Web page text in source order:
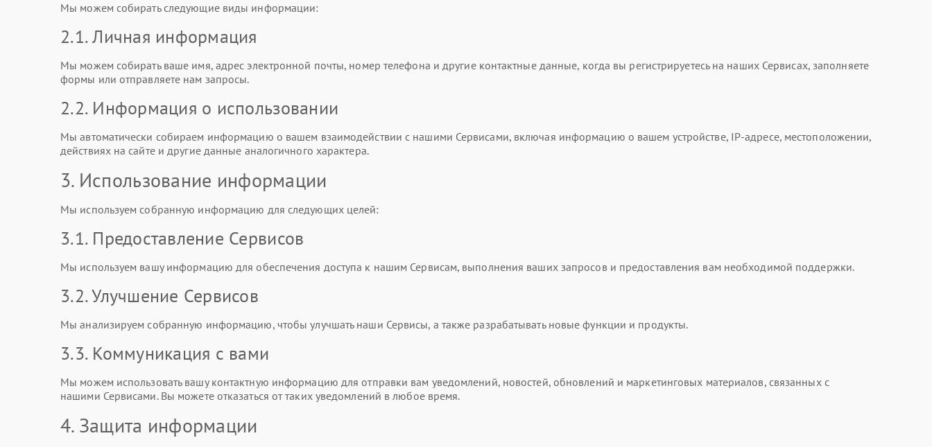
Мы можем собирать следующие виды информации:
2.1. Личная информация
Мы можем собирать ваше имя, адрес электронной почты, номер телефона и другие контактные данные, когда вы регистрируетесь на наших Сервисах, заполняете
формы или отправляете нам запросы.
2.2. Информация о использовании
Мы автоматически собираем информацию о вашем взаимодействии с нашими Сервисами, включая информацию о вашем устройстве, IP-адресе, местоположении,
действиях на сайте и другие данные аналогичного характера.
3. Использование информации
Мы используем собранную информацию для следующих целей:
3.1. Предоставление Сервисов
Мы используем вашу информацию для обеспечения доступа к нашим Сервисам, выполнения ваших запросов и предоставления вам необходимой поддержки.
3.2. Улучшение Сервисов
Мы анализируем собранную информацию, чтобы улучшать наши Сервисы, а также разрабатывать новые функции и продукты.
3.3. Коммуникация с вами
Мы можем использовать вашу контактную информацию для отправки вам уведомлений, новостей, обновлений и маркетинговых материалов, связанных с
нашими Сервисами. Вы можете отказаться от таких уведомлений в любое время.
4. Защита информации